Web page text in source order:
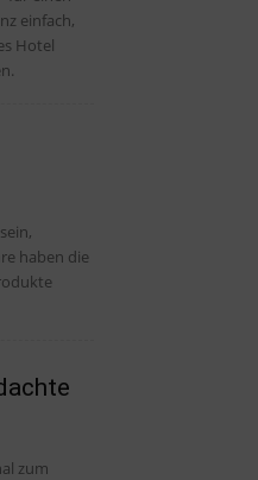
einfach,
Hotel
haben die
zum